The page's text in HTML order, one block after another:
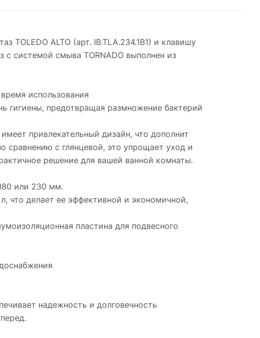
TOLEDO ALTO (арт. IB.TLA.234.1B1) и клавишу
с системой смыва TORNADO выполнен из
использования
гигиены, предотвращая размножение бактерий
привлекательный дизайн, что дополнит
сравнению с глянцевой, это упрощает уход и
решение для вашей ванной комнаты.
или 230 мм.
что делает ее эффективной и экономичной,
пластина для подвесного
надежность и долговечность